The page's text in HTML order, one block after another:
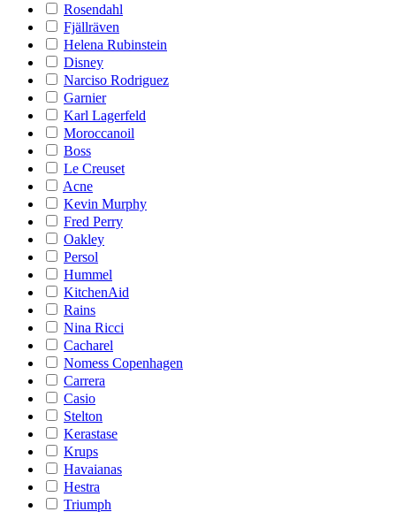
Rosendahl
Fjällräven
Helena Rubinstein
Disney
Narciso Rodriguez
Garnier
Karl Lagerfeld
Moroccanoil
Boss
Le Creuset
Acne
Kevin Murphy
Fred Perry
Oakley
Persol
Hummel
KitchenAid
Rains
Nina Ricci
Cacharel
Nomess Copenhagen
Carrera
Casio
Stelton
Kerastase
Krups
Havaianas
Hestra
Triumph